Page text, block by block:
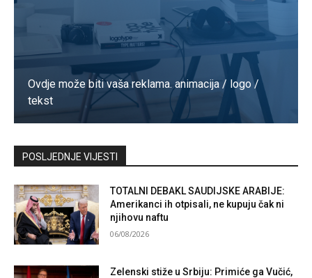
Ovdje može biti vaša reklama. animacija / logo /
tekst
Kontaktirajte nas
POSLJEDNJE VIJESTI
TOTALNI DEBAKL SAUDIJSKE ARABIJE:
Amerikanci ih otpisali, ne kupuju čak ni
njihovu naftu
06/08/2026
Zelenski stiže u Srbiju: Primiće ga Vučić,